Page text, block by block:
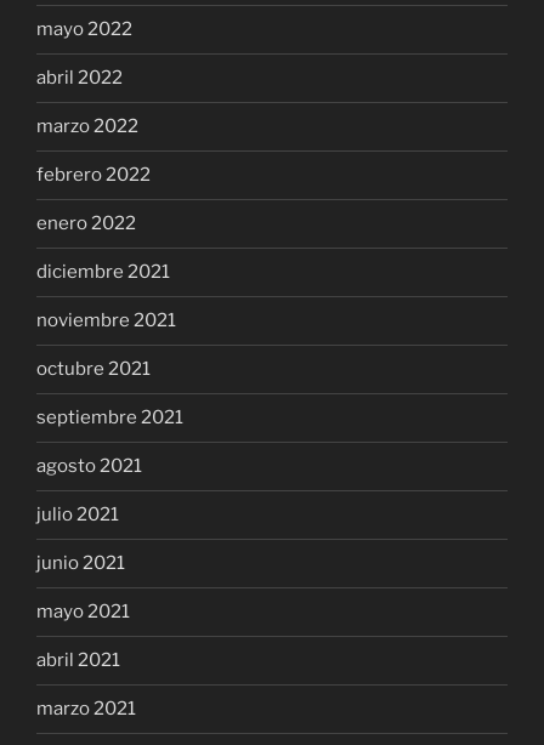
mayo 2022
abril 2022
marzo 2022
febrero 2022
enero 2022
diciembre 2021
noviembre 2021
octubre 2021
septiembre 2021
agosto 2021
julio 2021
junio 2021
mayo 2021
abril 2021
marzo 2021